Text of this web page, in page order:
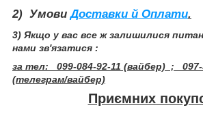
2) УмовиДоставки й Оплати.
3) Якщо у вас все ж залишилися
нами зв'язатися :
за тел: 099-084-92-11 (вайбер) ; 097-
(телеграм/вайбер)
Приємних